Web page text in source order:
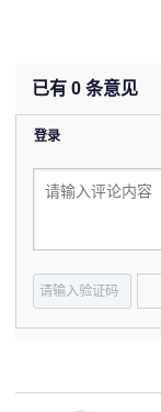
已有 0 条意见
登录